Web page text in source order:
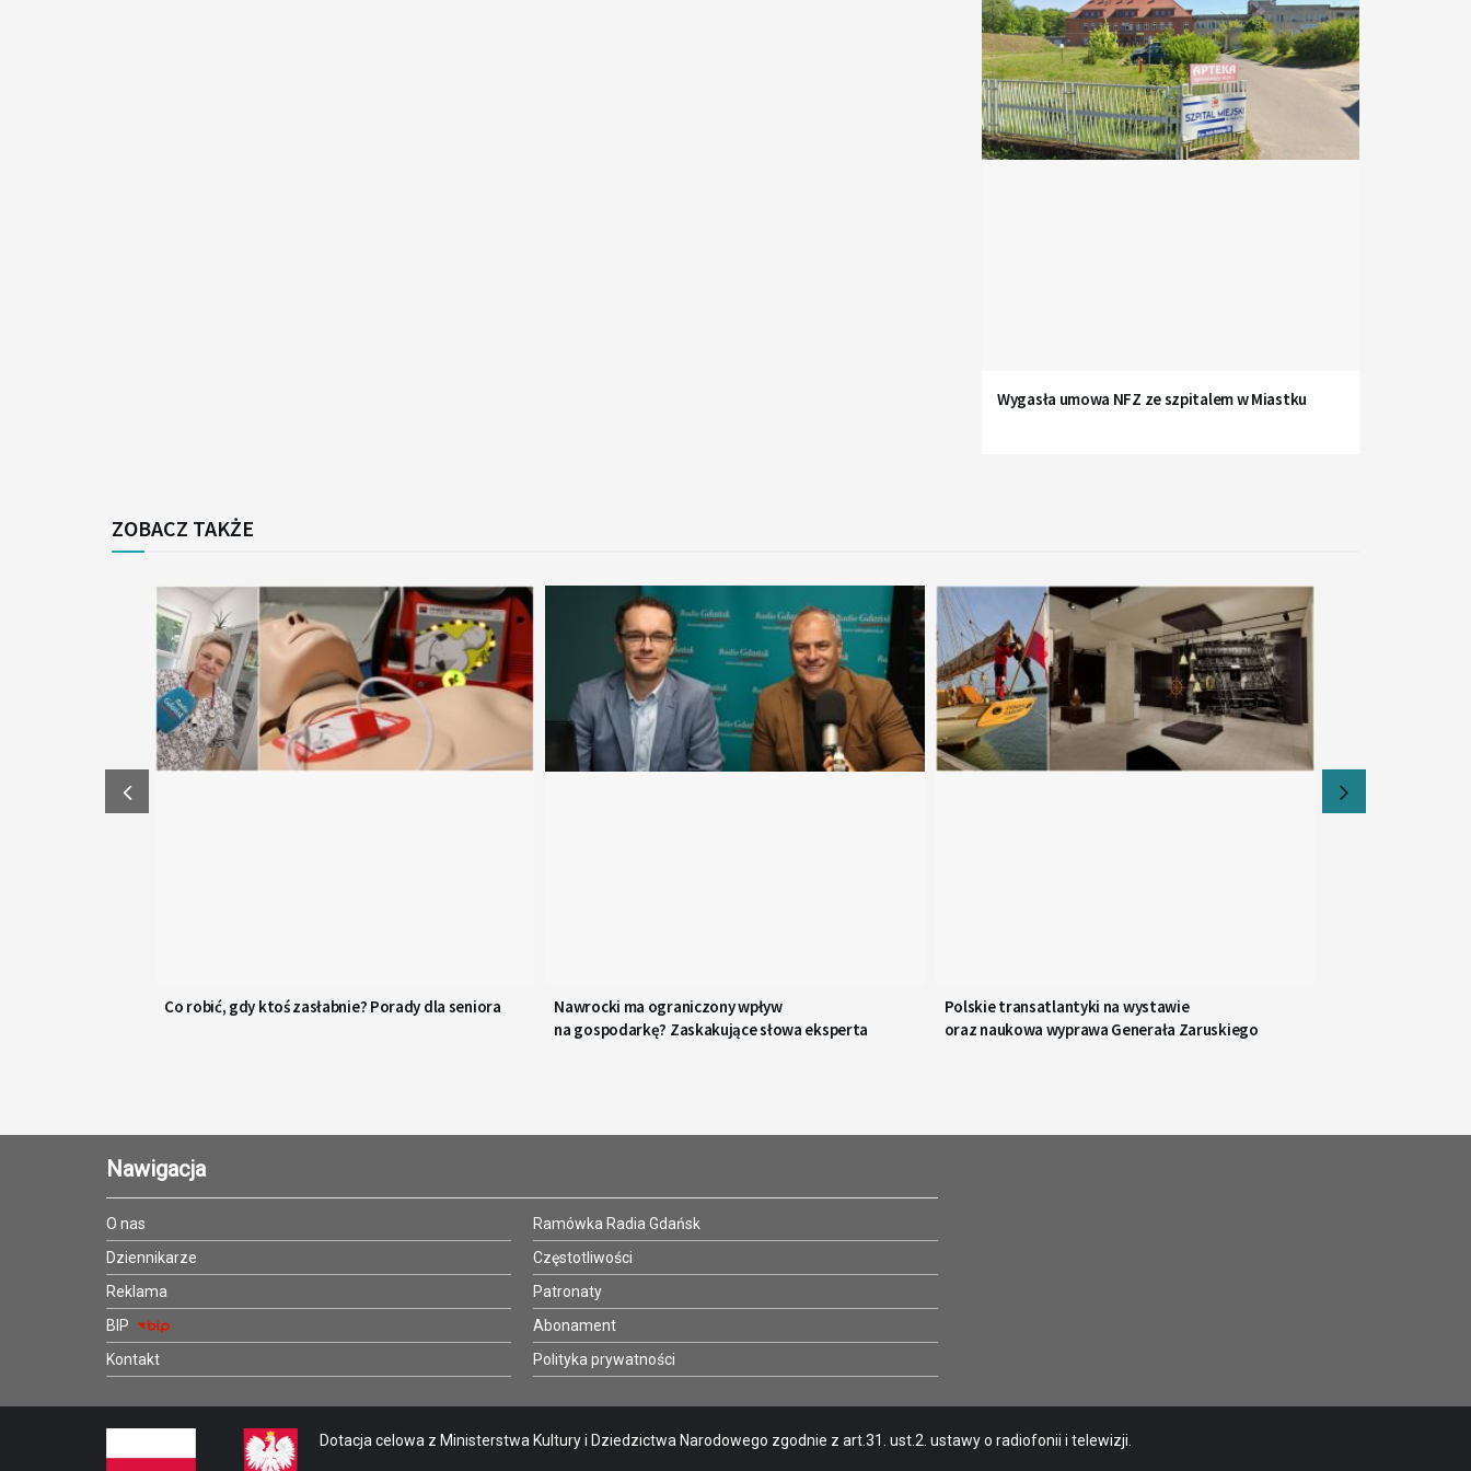
Wygasła umowa NFZ ze szpitalem w Miastku
ZOBACZ TAKŻE
Co robić, gdy ktoś zasłabnie? Porady dla seniora
Nawrocki ma ograniczony wpływ
na gospodarkę? Zaskakujące słowa eksperta
Polskie transatlantyki na wystawie
oraz naukowa wyprawa Generała Zaruskiego
Nawigacja
O nas
Dziennikarze
Reklama
BIP
Kontakt
Ramówka Radia Gdańsk
Częstotliwości
Patronaty
Abonament
Polityka prywatności
Dotacja celowa z Ministerstwa Kultury i Dziedzictwa Narodowego zgodnie z art.31. ust.2. ustawy o radiofonii i telewizji.